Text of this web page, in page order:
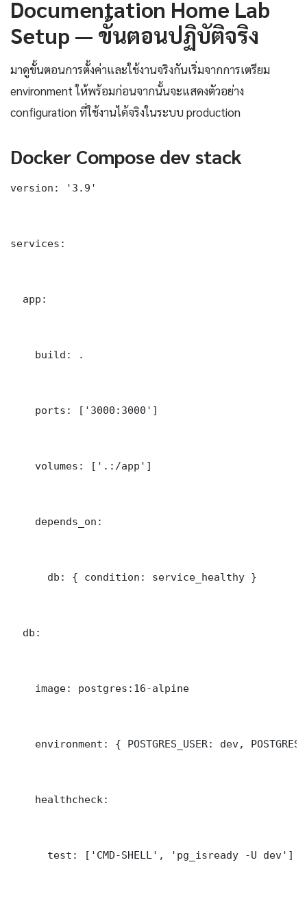
Documentation Home Lab
Setup — ขั้นตอนปฏิบัติจริง
มาดูขั้นตอนการตั้งค่าและใช้งานจริงกันเริ่มจากการเตรียม
environment ให้พร้อมก่อนจากนั้นจะแสดงตัวอย่าง
configuration ที่ใช้งานได้จริงในระบบ production
Docker Compose dev stack
version: '3.9'
services:
  app:
    build: .
    ports: ['3000:3000']
    volumes: ['.:/app']
    depends_on:
      db: { condition: service_healthy }
  db:
    image: postgres:16-alpine
environment: { POSTGRES_USER: dev,
    healthcheck:
      test: ['CMD-SHELL', 'pg_isready -U dev']